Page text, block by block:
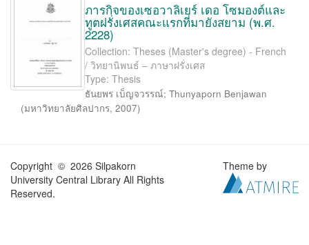
ภารกิจของเซอวาลิเยร์ เดอ โซมองต์และ
ทูตฝรั่งเศสคณะแรกที่มายังสยาม (พ.ศ.
2228)
Collection: Theses (Master's degree) - French
/ วิทยานิพนธ์ – ภาษาฝรั่งเศส
Type: Thesis
ธันยพร เบ็ญจวรรณ์; Thunyaporn Benjawan
(มหาวิทยาลัยศิลปากร, 2007)
Copyright © 2026 Silpakorn
University Central Library All Rights
Reserved.
Theme by